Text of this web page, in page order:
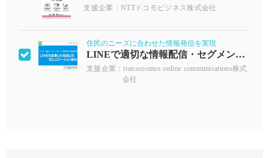
支援企業：NTTドコモビジネス株式会社
住民のニーズに合わせた情報発信を実現
LINEで適切な情報配信・セグメント配信
支援企業：transcosmos online communications株式
会社